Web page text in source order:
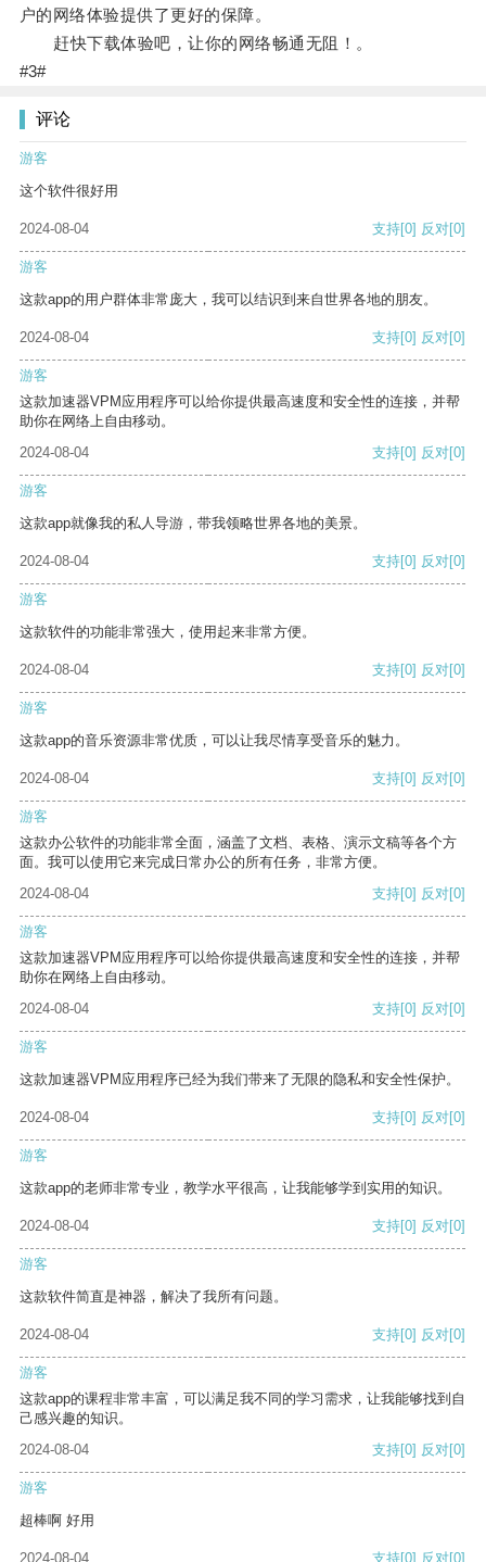
户的网络体验提供了更好的保障。
赶快下载体验吧，让你的网络畅通无阻！。
#3#
评论
游客
这个软件很好用
2024-08-04 支持[0] 反对[0]
游客
这款app的用户群体非常庞大，我可以结识到来自世界各地的朋友。
2024-08-04 支持[0] 反对[0]
游客
这款加速器VPM应用程序可以给你提供最高速度和安全性的连接，并帮
助你在网络上自由移动。
2024-08-04
支持[0] 反对[0]
游客
这款app就像我的私人导游，带我领略世界各地的美景。
2024-08-04 支持[0] 反对[0]
游客
这款软件的功能非常强大，使用起来非常方便。
2024-08-04 支持[0] 反对[0]
游客
这款app的音乐资源非常优质，可以让我尽情享受音乐的魅力。
2024-08-04 支持[0] 反对[0]
游客
这款办公软件的功能非常全面，涵盖了文档、表格、演示文稿等各个方
面。我可以使用它来完成日常办公的所有任务，非常方便。
2024-08-04
支持[0] 反对[0]
游客
这款加速器VPM应用程序可以给你提供最高速度和安全性的连接，并帮
助你在网络上自由移动。
2024-08-04
支持[0] 反对[0]
游客
这款加速器VPM应用程序已经为我们带来了无限的隐私和安全性保护。
2024-08-04 支持[0] 反对[0]
游客
这款app的老师非常专业，教学水平很高，让我能够学到实用的知识。
2024-08-04 支持[0] 反对[0]
游客
这款软件简直是神器，解决了我所有问题。
2024-08-04 支持[0] 反对[0]
游客
这款app的课程非常丰富，可以满足我不同的学习需求，让我能够找到自
己感兴趣的知识。
2024-08-04
支持[0] 反对[0]
游客
超棒啊 好用
2024-08-04 支持[0] 反对[0]